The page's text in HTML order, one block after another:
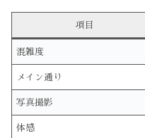
項目
混雑度
メイン通り
写真撮影
体感